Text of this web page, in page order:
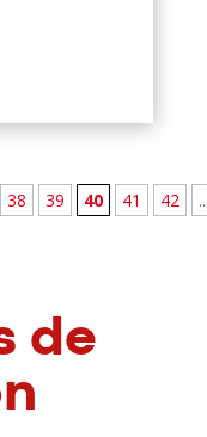
38 39 40 41 42
de